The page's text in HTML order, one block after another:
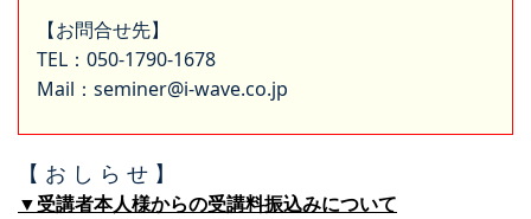
【お問合せ先】
TEL：050-1790-1678
Mail：seminer@i-wave.co.jp
【 お し ら せ 】
▼受講者本人様からの受講料振込みについて